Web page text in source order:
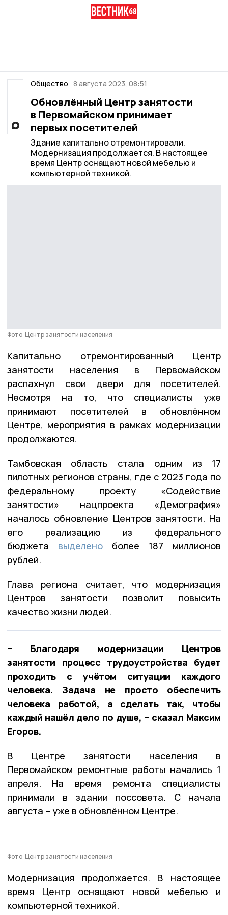
Общество 8 августа 2023, 08:51
Обновлённый Центр занятости
в Первомайском принимает
первых посетителей
Здание капитально отремонтировали.
Модернизация продолжается. В настоящее
время Центр оснащают новой мебелью и
компьютерной техникой.
Фото: Центр занятости населения
Капитально отремонтированный Центр
занятости населения в Первомайском
распахнул свои двери для посетителей.
Несмотря на то, что специалисты уже
принимают посетителей в обновлённом
Центре, мероприятия в рамках модернизации
продолжаются.
Тамбовская область стала одним из 17
пилотных регионов страны, где с 2023 года по
федеральному проекту «Содействие
занятости» нацпроекта «Демография»
началось обновление Центров занятости. На
его реализацию из федерального
бюджета выделено более 187 миллионов
рублей.
Глава региона считает, что модернизация
Центров занятости позволит повысить
качество жизни людей.
– Благодаря модернизации Центров
занятости процесс трудоустройства будет
проходить с учётом ситуации каждого
человека. Задача не просто обеспечить
человека работой, а сделать так, чтобы
каждый нашёл дело по душе, – сказал Максим
Егоров.
В Центре занятости населения в
Первомайском ремонтные работы начались 1
апреля. На время ремонта специалисты
принимали в здании поссовета. С начала
августа – уже в обновлённом Центре.
Фото: Центр занятости населения
Модернизация продолжается. В настоящее
время Центр оснащают новой мебелью и
компьютерной техникой.